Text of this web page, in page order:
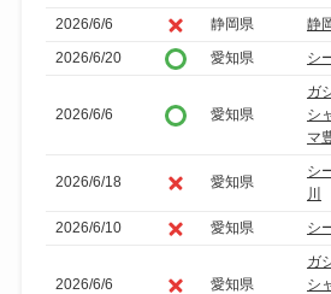
2026/6/6
静岡県
静
2026/6/20
愛知県 シ
2026/6/6 愛知県
ガ
シ
マ
2026/6/18 愛知県
シ
川
2026/6/10
愛知県 シ
2026/6/6 愛知県
ガ
シ